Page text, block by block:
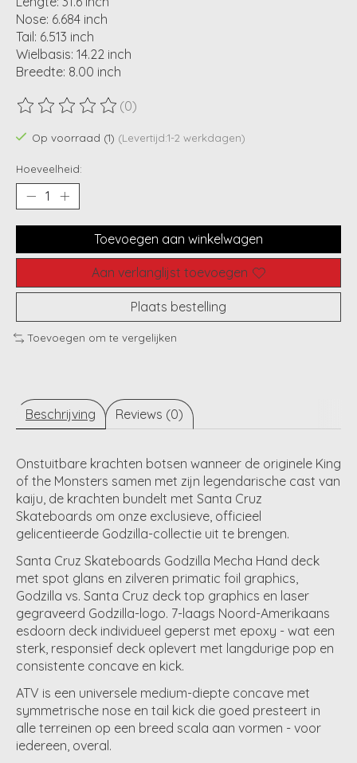
Nose: 6.684 inch
Tail: 6.513 inch
Wielbasis: 14.22 inch
Breedte: 8.00 inch
De beoordeling van dit product is
(0)
Op voorraad (1) (Levertijd:1-2 werkdagen)
Hoeveelheid:
Toevoegen aan winkelwagen
Aan verlanglijst toevoegen
Plaats bestelling
Toevoegen om te vergelijken
Beschrijving Reviews (0)
Onstuitbare krachten botsen wanneer de originele King
of the Monsters samen met zijn legendarische cast van
kaiju, de krachten bundelt met Santa Cruz
Skateboards om onze exclusieve, officieel
gelicentieerde Godzilla-collectie uit te brengen.
Santa Cruz Skateboards Godzilla Mecha Hand deck
met spot glans en zilveren primatic foil graphics,
Godzilla vs. Santa Cruz deck top graphics en laser
gegraveerd Godzilla-logo. 7-laags Noord-Amerikaans
esdoorn deck individueel geperst met epoxy - wat een
sterk, responsief deck oplevert met langdurige pop en
consistente concave en kick.
ATV is een universele medium-diepte concave met
symmetrische nose en tail kick die goed presteert in
alle terreinen op een breed scala aan vormen - voor
iedereen, overal.